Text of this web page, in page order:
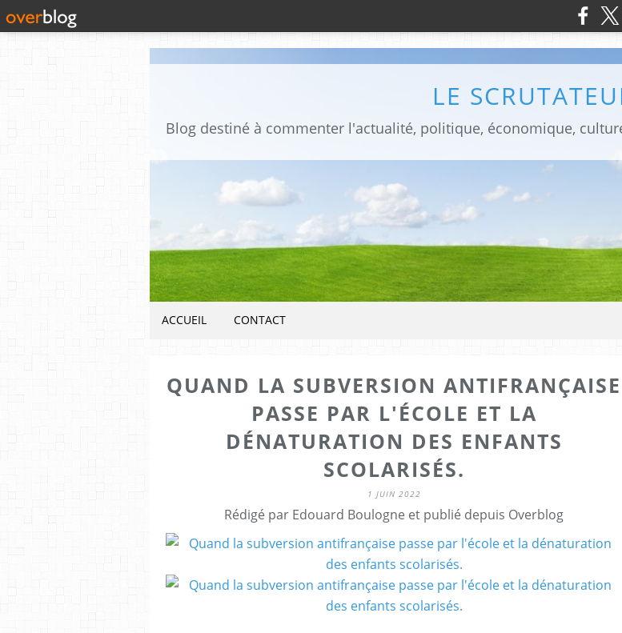
LE
ACCUEIL CONTACT
QUAND LA SUBVERSION ANTIFRANÇAISE
PASSE PAR L'ÉCOLE ET LA
DÉNATURATION DES ENFANTS
SCOLARISÉS.
1 JUIN 2022
Rédigé par Edouard Boulogne et publié depuis Overblog